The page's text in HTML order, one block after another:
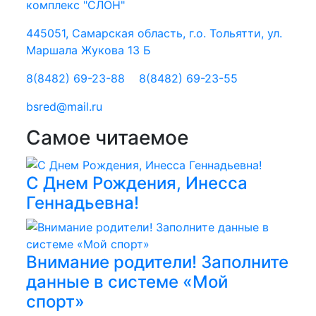
комплекс "СЛОН"
445051, Самарская область, г.о. Тольятти, ул.
Маршала Жукова 13 Б
8(8482) 69-23-88
8(8482) 69-23-55
bsred@mail.ru
Самое читаемое
С Днем Рождения, Инесса
Геннадьевна!
Внимание родители! Заполните
данные в системе «Мой
спорт»